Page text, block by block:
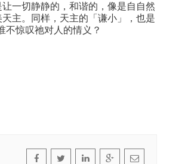
一切静静的，和谐的，像是自自然
主。同样，天主的「谦小」，也是
惊叹祂对人的情义？